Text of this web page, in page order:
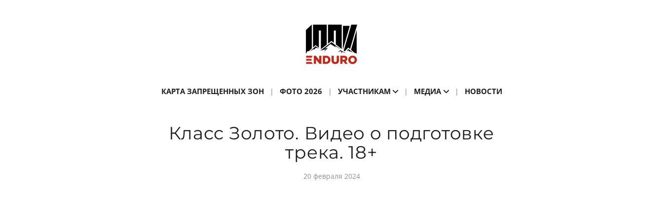
КАРТА ЗАПРЕЩЕННЫХ ЗОН ФОТО 2026 УЧАСТНИКАМ МЕДИА НОВОСТИ
Класс Золото. Видео о подготовке
трека. 18+
20 февраля 2024